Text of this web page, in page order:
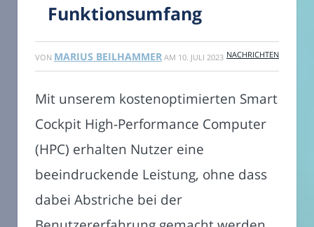
Funktionsumfang
VON MARIUS BEILHAMMER AM 10. JULI 2023 NACHRICHTEN
Mit unserem kostenoptimierten Smart
Cockpit High-Performance Computer
(HPC) erhalten Nutzer eine
beeindruckende Leistung, ohne dass
dabei Abstriche bei der